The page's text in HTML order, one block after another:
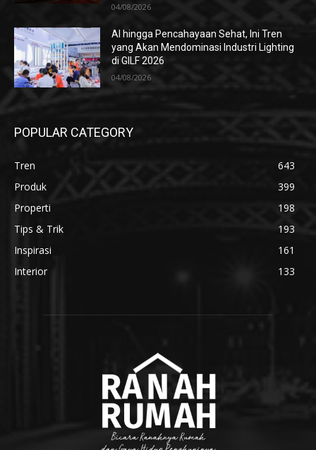
04/08/2026
AI hingga Pencahayaan Sehat, Ini Tren
yang Akan Mendominasi Industri Lighting
di GILF 2026
04/08/2026
POPULAR CATEGORY
Tren
643
Produk
399
Properti
198
Tips & Trik
193
Inspirasi
161
Interior
133